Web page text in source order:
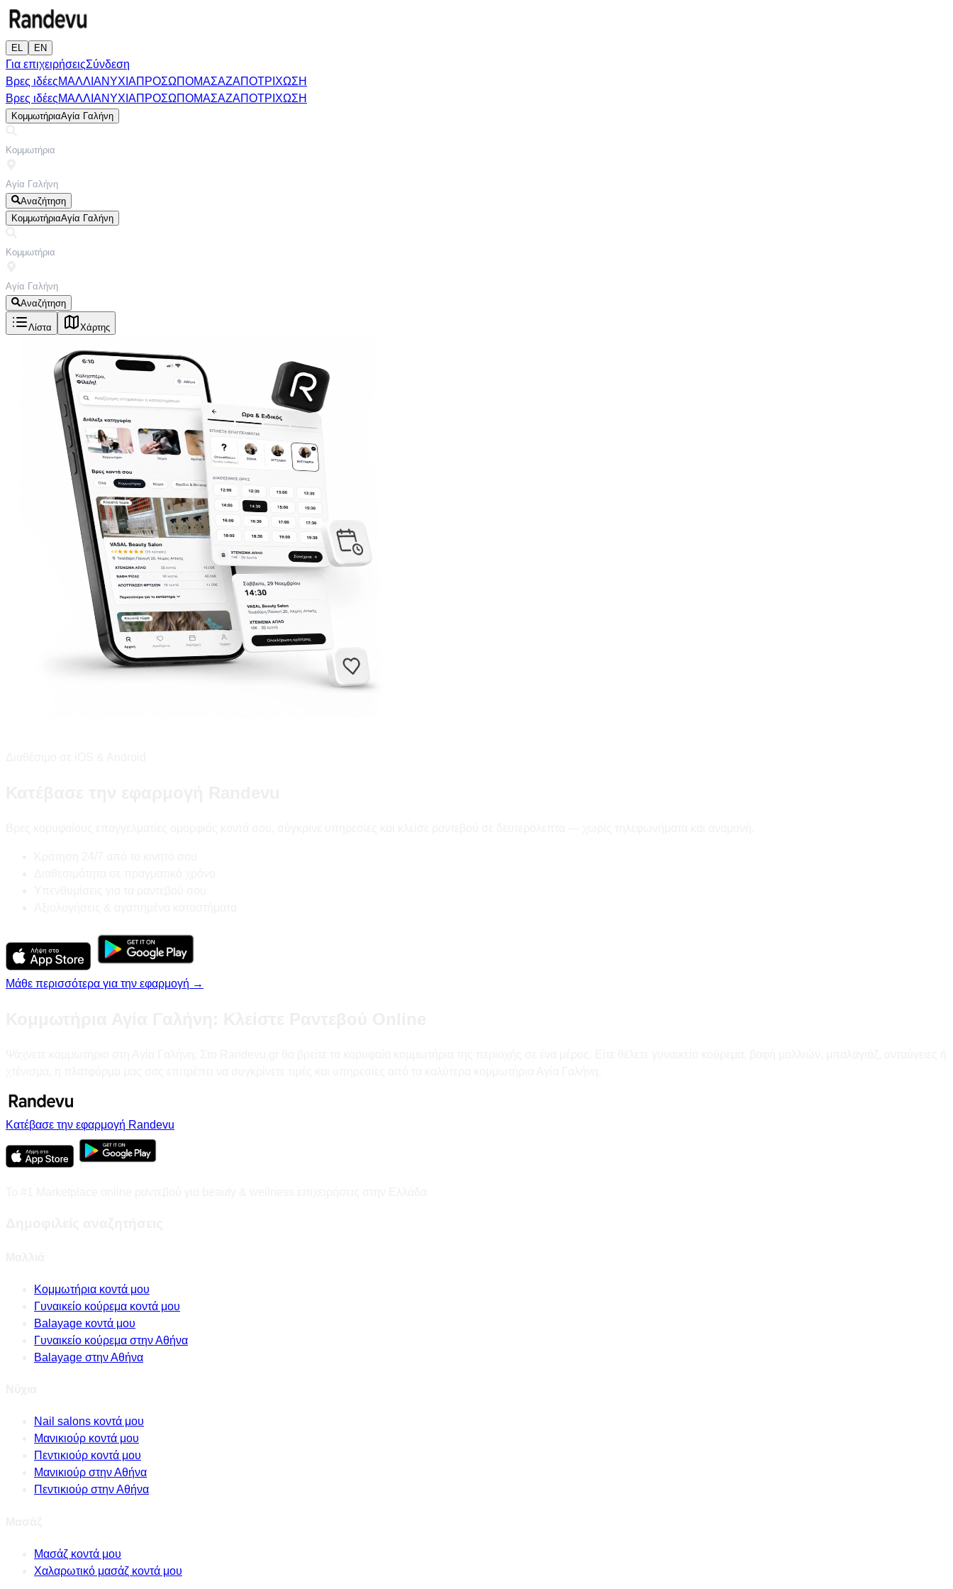
EL EN
Για επιχειρήσειςΣύνδεση
Βρες ιδέεςΜΑΛΛΙΑΝΥΧΙΑΠΡΟΣΩΠΟΜΑΣΑΖΑΠΟΤΡΙΧΩΣΗ
Βρες ιδέεςΜΑΛΛΙΑΝΥΧΙΑΠΡΟΣΩΠΟΜΑΣΑΖΑΠΟΤΡΙΧΩΣΗ
ΚομμωτήριαΑγία Γαλήνη
Αναζήτηση
ΚομμωτήριαΑγία Γαλήνη
Αναζήτηση
Λίστα Χάρτης
Μάθε περισσότερα για την εφαρμογή →
Κατέβασε την εφαρμογή Randevu
Κομμωτήρια κοντά μου
Γυναικείο κούρεμα κοντά μου
Balayage κοντά μου
Γυναικείο κούρεμα στην Αθήνα
Balayage στην Αθήνα
Nail salons κοντά μου
Μανικιούρ κοντά μου
Πεντικιούρ κοντά μου
Μανικιούρ στην Αθήνα
Πεντικιούρ στην Αθήνα
Μασάζ κοντά μου
Χαλαρωτικό μασάζ κοντά μου